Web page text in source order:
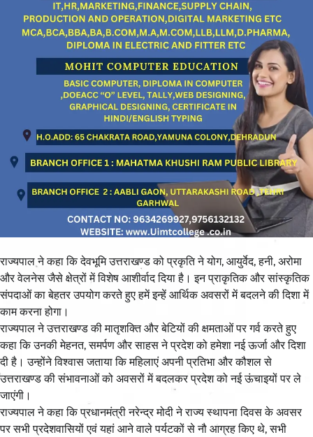
राज्यपाल ने कहा कि देवभूमि उत्तराखण्ड को प्रकृति ने योग, आयुर्वेद, हनी, अरोमा
और वेलनेस जैसे क्षेत्रों में विशेष आशीर्वाद दिया है। इन प्राकृतिक और सांस्कृतिक
संपदाओं का बेहतर उपयोग करते हुए हमें इन्हें आर्थिक अवसरों में बदलने की दिशा में
काम करना होगा।
राज्यपाल ने उत्तराखण्ड की मातृशक्ति और बेटियों की क्षमताओं पर गर्व करते हुए
कहा कि उनकी मेहनत, समर्पण और साहस ने प्रदेश को हमेशा नई ऊर्जा और दिशा
दी है। उन्होंने विश्वास जताया कि महिलाएं अपनी प्रतिभा और कौशल से
उत्तराखण्ड की संभावनाओं को अवसरों में बदलकर प्रदेश को नई ऊंचाइयों पर ले
जाएंगी।
राज्यपाल ने कहा कि प्रधानमंत्री नरेन्द्र मोदी ने राज्य स्थापना दिवस के अवसर
पर सभी प्रदेशवासियों एवं यहां आने वाले पर्यटकों से नौ आग्रह किए थे, सभी